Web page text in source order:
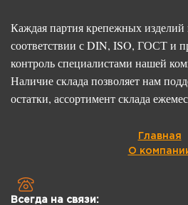
Каждая партия крепежных изделий
соответствии с DIN, ISO, ГОСТ и
контроль специалистами нашей
Наличие склада позволяет нам
остатки, ассортимент склада
Главная
О
Всегда на связи: